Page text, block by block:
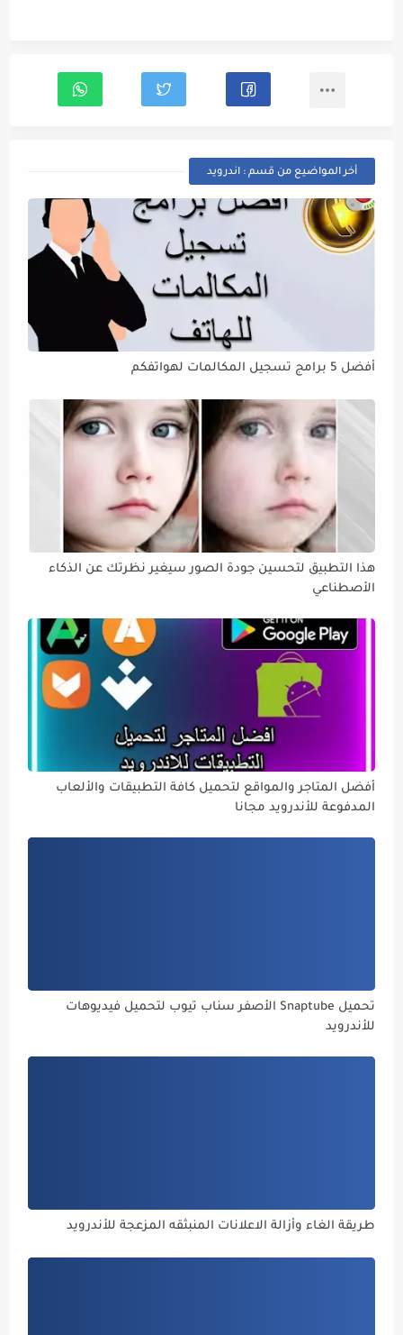
أخر المواضيع من قسم : اندرويد
أفضل 5 برامج تسجيل المكالمات لهواتفكم
هذا التطبيق لتحسين جودة الصور سيغير نظرتك عن الذكاء
الأصطناعي
أفضل المتاجر والمواقع لتحميل كافة التطبيقات والألعاب
المدفوعة للأندرويد مجانا
تحميل Snaptube الأصفر سناب تيوب لتحميل فيديوهات
للأندرويد
طريقة الغاء وأزالة الاعلانات المنبثقه المزعجة للأندرويد